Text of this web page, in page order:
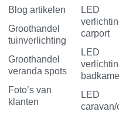
Blog artikelen
Groothandel
tuinverlichting
Groothandel
veranda spots
Foto’s van
klanten
LED
carport
LED
LED
caravan/